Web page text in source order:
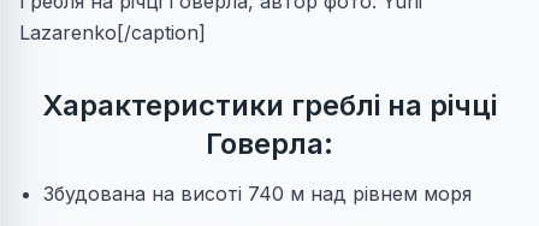
Lazarenko[/caption]
Характеристики греблі на річці
Говерла:
Збудована на висоті 740 м над рівнем моря